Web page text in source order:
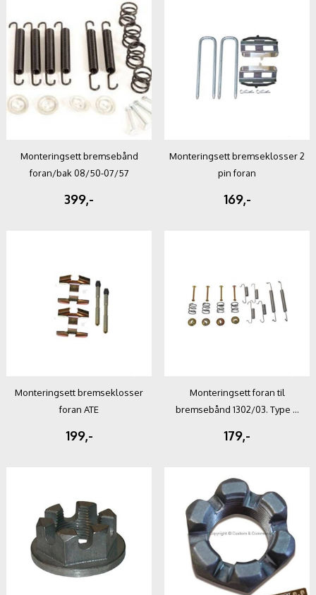
Monteringsett bremsebånd
foran/bak 08/50-07/57
399,-
Monteringsett bremseklosser 2
pin foran
169,-
Monteringsett bremseklosser
foran ATE
199,-
Monteringsett foran til
bremsebånd 1302/03. Type ...
179,-